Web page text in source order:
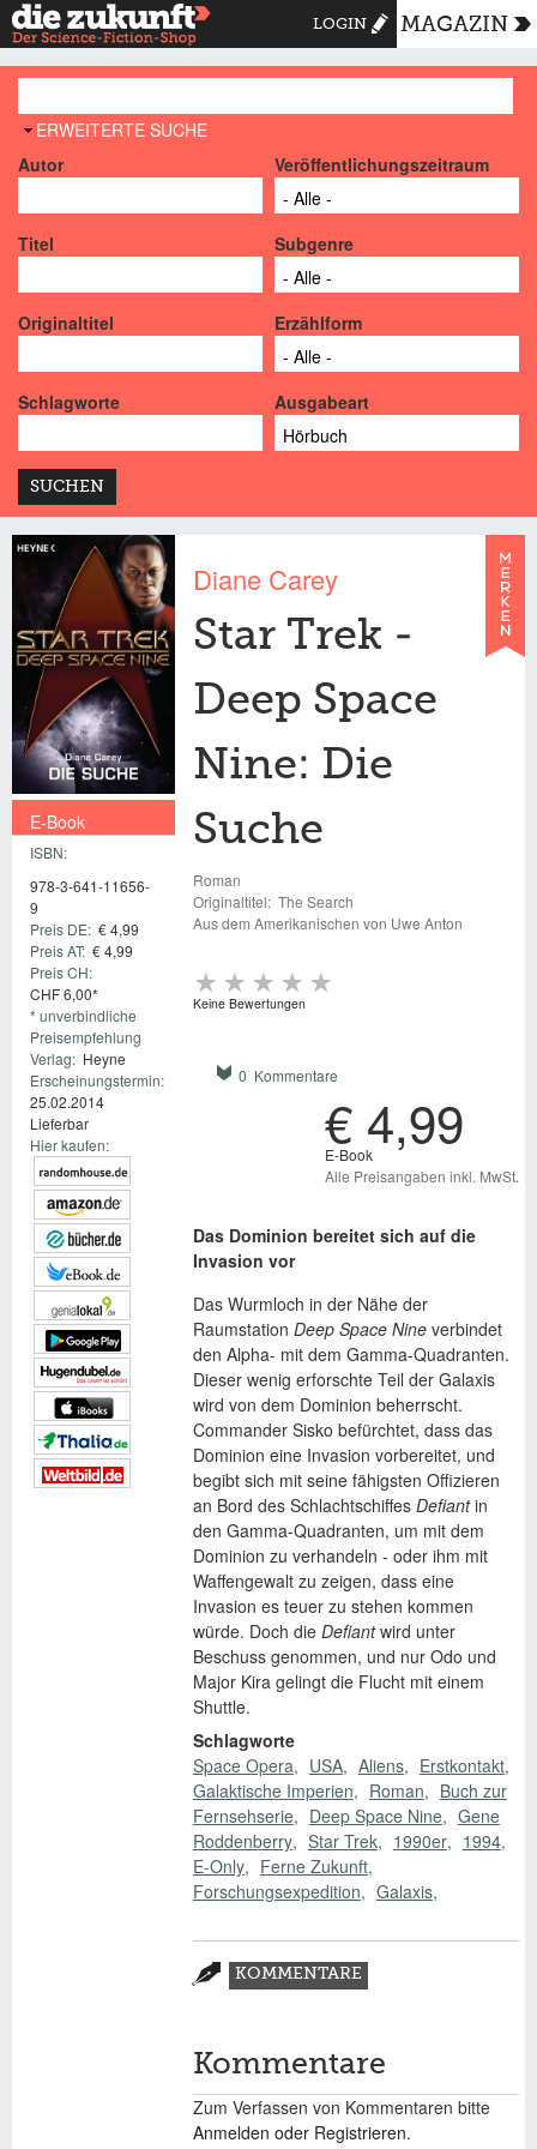
LOGIN MAGAZIN
AUSBLENDEN
ERWEITERTE SUCHE
Autor
Veröffentlichungszeitraum
Titel Subgenre
Originaltitel Erzählform
Schlagworte Ausgabeart
E-Book
ISBN:
978-3-641-11656-
9
Preis DE: € 4,99
Preis AT: € 4,99
Preis CH:
CHF 6,00*
* unverbindliche
Preisempfehlung
Verlag: Heyne
Erscheinungstermin:
25.02.2014
Lieferbar
Hier kaufen:
Diane Carey
Star Trek -
Deep Space
Nine: Die
Suche
Roman
Originaltitel: The Search
Aus dem Amerikanischen von Uwe Anton
Keine Bewertungen
0 Kommentare
€ 4,99
E-Book
Alle Preisangaben inkl. MwSt.
Das Dominion bereitet sich auf die
Invasion vor
Das Wurmloch in der Nähe der
Raumstation Deep Space Nine verbindet
den Alpha- mit dem Gamma-Quadranten.
Dieser wenig erforschte Teil der Galaxis
wird von dem Dominion beherrscht.
Commander Sisko befürchtet, dass das
Dominion eine Invasion vorbereitet, und
begibt sich mit seine fähigsten Offizieren
an Bord des Schlachtschiffes Defiantin
den Gamma-Quadranten, um mit dem
Dominion zu verhandeln - oder ihm mit
Waffengewalt zu zeigen, dass eine
Invasion es teuer zu stehen kommen
würde. Doch die Defiantwird unter
Beschuss genommen, und nur Odo und
Major Kira gelingt die Flucht mit einem
Shuttle.
Schlagworte
Space Opera
USA Aliens
Erstkontakt
Galaktische Imperien
Roman
Buch zur
Fernsehserie
Deep Space Nine
Gene
Roddenberry
Star Trek 1990er
1994
E-Only
Ferne Zukunft
Forschungsexpedition
Galaxis
Zusatzmaterial
KOMMENTARE
Kommentare
Zum Verfassen von Kommentaren bitte
Anmelden oder Registrieren.